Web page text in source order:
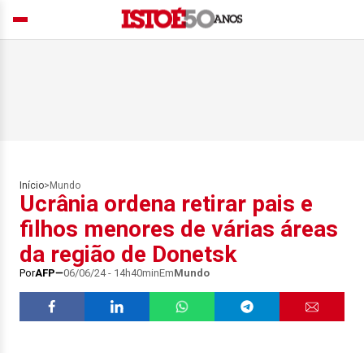
Início> Mundo
Ucrânia ordena retirar pais e
filhos menores de várias áreas
da região de Donetsk
PorAFP 06/06/24 - 14h40minEmMundo